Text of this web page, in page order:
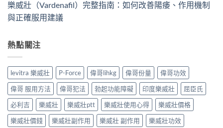
樂威壯（Vardenafil）完整指南：如何改善陽痿、作用機制
與正確服用建議
熱點關注
levitra 樂威壯 P-Force 偉哥lihkg 偉哥份量
偉哥功效
偉哥 服用方法
偉哥犯法 勃起功能障礙 印度樂威壯
屈臣氏
必利吉
樂威壯 樂威壯ptt 樂威壯使用心得
樂威壯價格
樂威壯價錢
樂威壯副作用 樂威壯 副作用
樂威壯功效